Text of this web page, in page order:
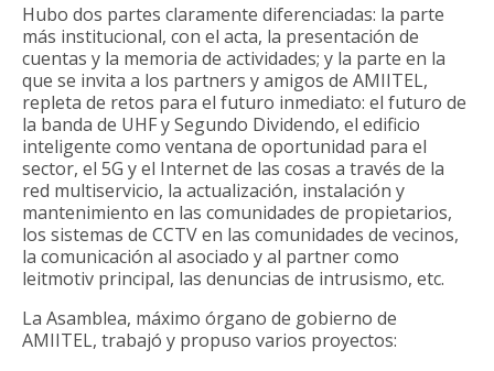
Hubo dos partes claramente diferenciadas: la parte
más institucional, con el acta, la presentación de
cuentas y la memoria de actividades; y la parte en la
que se invita a los partners y amigos de AMIITEL,
repleta de retos para el futuro inmediato: el futuro de
la banda de UHF y Segundo Dividendo, el edificio
inteligente como ventana de oportunidad para el
sector, el 5G y el Internet de las cosas a través de la
red multiservicio, la actualización, instalación y
mantenimiento en las comunidades de propietarios,
los sistemas de CCTV en las comunidades de vecinos,
la comunicación al asociado y al partner como
leitmotiv principal, las denuncias de intrusismo, etc.
La Asamblea, máximo órgano de gobierno de
AMIITEL, trabajó y propuso varios proyectos: